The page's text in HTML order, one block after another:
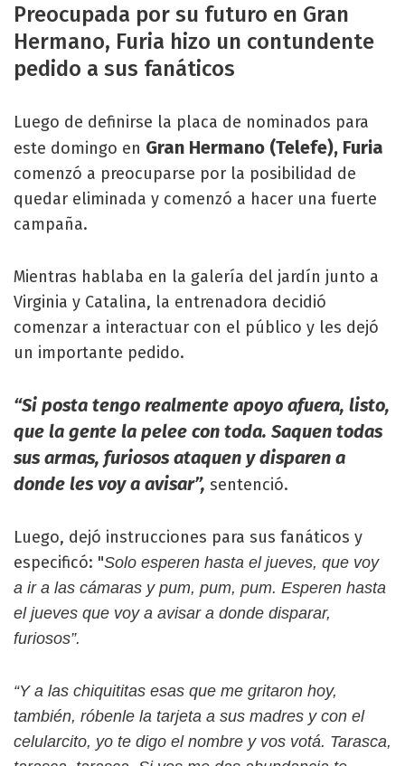
Preocupada por su futuro en Gran
Hermano, Furia hizo un contundente
pedido a sus fanáticos
Luego de definirse la placa de nominados para
este domingo en Gran Hermano (Telefe), Furia
comenzó a preocuparse por la posibilidad de
quedar eliminada y comenzó a hacer una fuerte
campaña.
Mientras hablaba en la galería del jardín junto a
Virginia y Catalina, la entrenadora decidió
comenzar a interactuar con el público y les dejó
un importante pedido.
“Si posta tengo realmente apoyo afuera, listo,
que la gente la pelee con toda. Saquen todas
sus armas, furiosos ataquen y disparen a
donde les voy a avisar”, sentenció.
Luego, dejó instrucciones para sus fanáticos y
especificó: "Solo esperen hasta el jueves, que voy
a ir a las cámaras y pum, pum, pum. Esperen hasta
el jueves que voy a avisar a donde disparar,
furiosos”.
“Y a las chiquititas esas que me gritaron hoy,
también, róbenle la tarjeta a sus madres y con el
celularcito, yo te digo el nombre y vos votá. Tarasca,